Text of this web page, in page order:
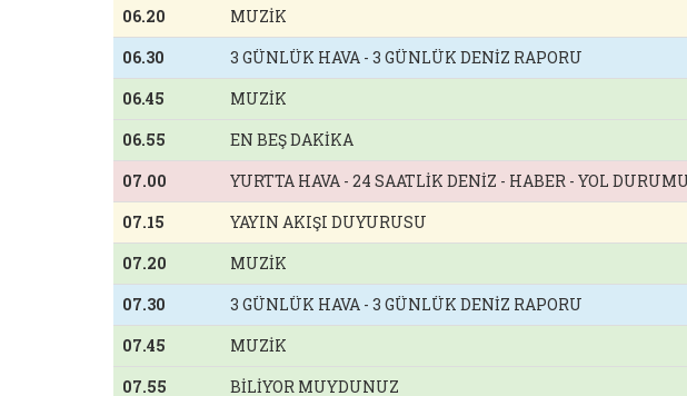
06.20
MUZİK
06.30
3 GÜNLÜK HAVA - 3 GÜNLÜK DENİZ RAPORU
06.45
MUZİK
06.55
EN BEŞ DAKİKA
07.00
YURTTA HAVA - 24 SAATLİK DENİZ - HABER - YOL
07.15
YAYIN AKIŞI DUYURUSU
07.20
MUZİK
07.30
3 GÜNLÜK HAVA - 3 GÜNLÜK DENİZ RAPORU
07.45
MUZİK
07.55
BİLİYOR MUYDUNUZ